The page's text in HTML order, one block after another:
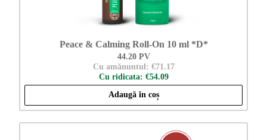
Peace & Calming Roll-On 10 ml *D*
44.20 PV
Cu amănuntul: €71.17
Cu ridicata: €54.09
Adaugă în coș